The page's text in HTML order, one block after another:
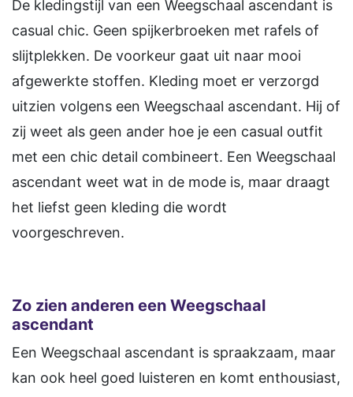
De kledingstijl van een Weegschaal ascendant is
casual chic. Geen spijkerbroeken met rafels of
slijtplekken. De voorkeur gaat uit naar mooi
afgewerkte stoffen. Kleding moet er verzorgd
uitzien volgens een Weegschaal ascendant. Hij of
zij weet als geen ander hoe je een casual outfit
met een chic detail combineert. Een Weegschaal
ascendant weet wat in de mode is, maar draagt
het liefst geen kleding die wordt
voorgeschreven.
Zo zien anderen een Weegschaal
ascendant
Een Weegschaal ascendant is spraakzaam, maar
kan ook heel goed luisteren en komt enthousiast,